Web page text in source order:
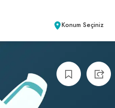
Konum Seçiniz